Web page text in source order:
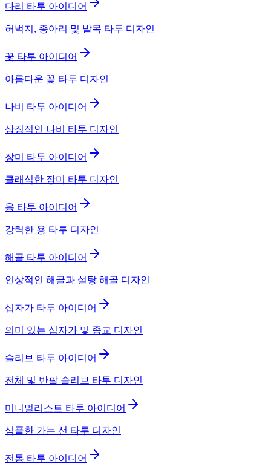
다리 타투 아이디어
허벅지, 종아리 및 발목 타투 디자인
꽃 타투 아이디어
아름다운 꽃 타투 디자인
나비 타투 아이디어
상징적인 나비 타투 디자인
장미 타투 아이디어
클래식한 장미 타투 디자인
용 타투 아이디어
강력한 용 타투 디자인
해골 타투 아이디어
인상적인 해골과 설탕 해골 디자인
십자가 타투 아이디어
의미 있는 십자가 및 종교 디자인
슬리브 타투 아이디어
전체 및 반팔 슬리브 타투 디자인
미니멀리스트 타투 아이디어
심플한 가는 선 타투 디자인
전통 타투 아이디어